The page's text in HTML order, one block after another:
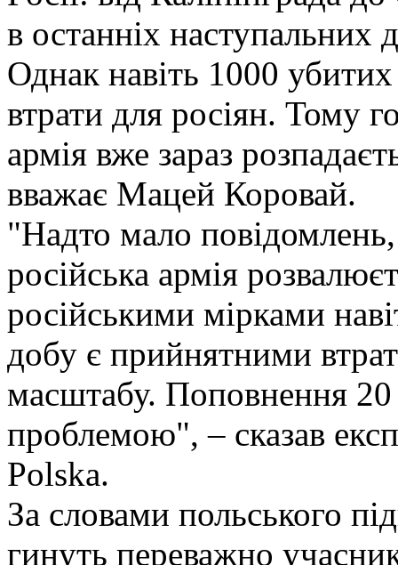
в останніх наступальних
Однак навіть 1000
втрати для росіян. Тому
армія вже зараз
вважає Мацей Коровай.
"Надто мало
російська армія
російськими мірками
добу є прийнятними
масштабу. Поповнення 20
проблемою", – сказав
Polska.
За словами польського
гинуть переважно